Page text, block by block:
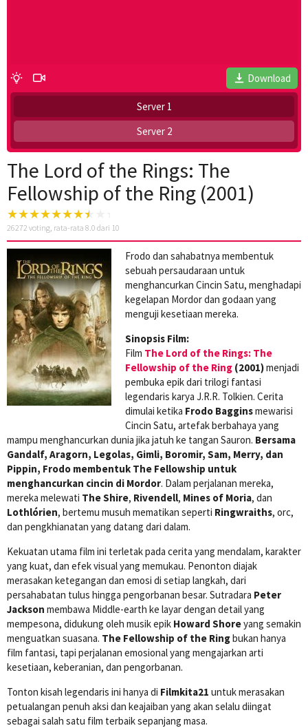
Download
Server 1
Server 2
The Lord of the Rings: The
Fellowship of the Ring (2001)
26272 voting, rata-rata 8.0 dari 10
Frodo dan sahabatnya membentuk
sebuah persaudaraan untuk
menghancurkan Cincin Satu, menghadapi
kegelapan Mordor dan godaan yang
menguji kesetiaan mereka.
Sinopsis Film:
Film The Lord of the Rings: The
Fellowship of the Ring (2001)menjadi
pembuka epik dari trilogi fantasi
legendaris karya J.R.R. Tolkien. Cerita
dimulai ketika Frodo Bagginsmewarisi
Cincin Satu, artefak berbahaya yang
mampu menghancurkan dunia jika jatuh ke tangan Sauron. Bersama
Gandalf, Aragorn, Legolas, Gimli, Boromir, Sam, Merry, dan
Pippin, Frodo membentuk The Fellowship untuk
menghancurkan cincin di Mordor. Dalam perjalanan mereka,
mereka melewati The Shire, Rivendell, Mines of Moria, dan
Lothlórien, bertemu musuh mematikan seperti Ringwraiths, orc,
dan pengkhianatan yang datang dari dalam.
Kekuatan utama film ini terletak pada cerita yang mendalam, karakter
yang kuat, dan efek visual yang memukau. Penonton diajak
merasakan ketegangan dan emosi di setiap langkah, dari
persahabatan tulus hingga pengorbanan besar. Sutradara Peter
Jackson membawa Middle-earth ke layar dengan detail yang
mempesona, didukung oleh musik epik Howard Shoreyang semakin
menguatkan suasana. The Fellowship of the Ringbukan hanya
film fantasi, tapi perjalanan emosional yang mengajarkan arti
kesetiaan, keberanian, dan pengorbanan.
Tonton kisah legendaris ini hanya di Filmkita21 untuk merasakan
petualangan penuh aksi dan keajaiban yang akan selalu diingat
sebagai salah satu film terbaik sepanjang masa.